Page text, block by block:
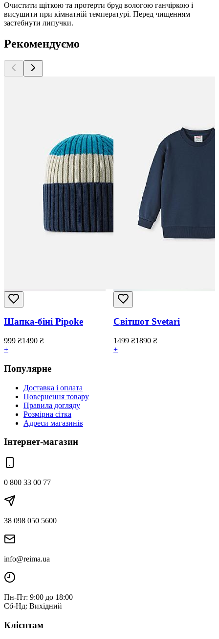
Очистити щіткою та протерти бруд вологою ганчіркою і
висушити при кімнатній температурі. Перед чищенням
застебнути липучки.
Рекомендуємо
Шапка-біні Pipoke
999 ₴1490 ₴
+
Світшот Svetari
1499 ₴1890 ₴
+
Популярне
Доставка і оплата
Повернення товару
Правила догляду
Розмірна сітка
Адреси магазинів
Інтернет-магазин
0 800 33 00 77
38 098 050 5600
info@reima.ua
Пн-Пт: 9:00 до 18:00
Сб-Нд: Вихідний
Клієнтам